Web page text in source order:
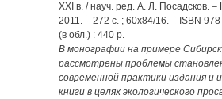
XXI в. / науч. ред. А. Л. Посадсков. –
2011. – 272 с. ; 60х84/16. – ISBN
(в обл.) : 440 р.
В монографии на примере
рассмотрены проблемы
современной практики издания и
книги в целях экологического